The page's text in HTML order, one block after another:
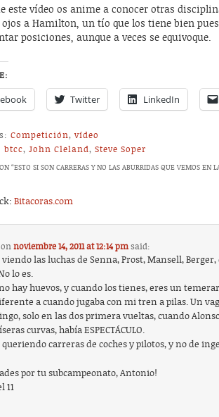
este vídeo os anime a conocer otras
a Hamilton, un tío que los tiene bien
posiciones, aunque a veces se equivoque.
Twitter LinkedIn
Competición,vídeo
btcc,John Cleland,Steve Soper
“ESTO SI SON CARRERAS Y NO LAS ABURRIDAS QUE VEMOS EN
Bitacoras.com
onnoviembre 14, 2011 at 12:14 pm said:
viendo las luchas de Senna, Prost, Mansell,
lo es.
hay huevos, y cuando los tienes, eres un
a cuando jugaba con mi tren a pilas. Un
solo en las dos primera vueltas, cuando
curvas, había ESPECTÁCULO.
queriendo carreras de coches y pilotos, y no de
por tu subcampeonato, Antonio!
11